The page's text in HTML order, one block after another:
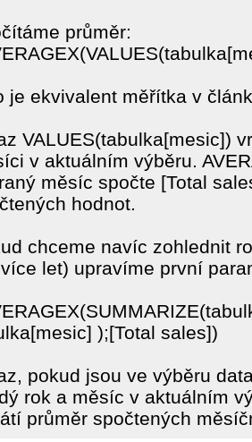
průměr:
je ekvivalent měřítka v
VALUES(tabulka[mesic])
v aktuálním výběru.
měsíc spočte [Total
hodnot.
chceme navíc zohlednit
let) upravíme první
);[Total sales])
pokud jsou ve výběru
rok a měsíc v aktuálním
průměr spočtených